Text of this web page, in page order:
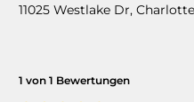
11025 Westlake Dr,
1 von 1 Bewertungen